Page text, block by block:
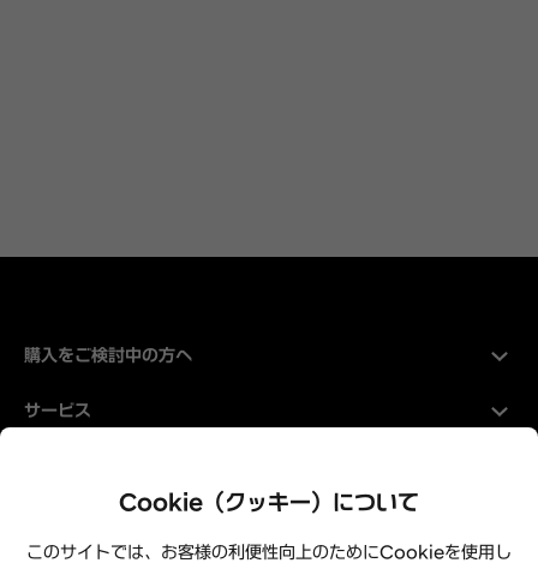
購入をご検討中の方へ
サービス
Cookie（クッキー）について
このサイトでは、お客様の利便性向上のためにCookieを使用し